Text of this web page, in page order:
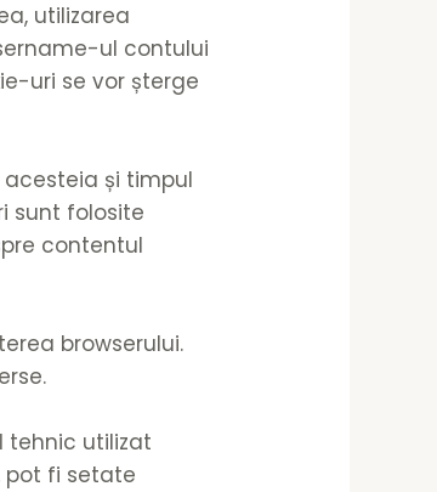
utilizarea
ul contului
uri se vor șterge
și timpul
sunt folosite
contentul
browserului.
tehnic utilizat
pot fi setate